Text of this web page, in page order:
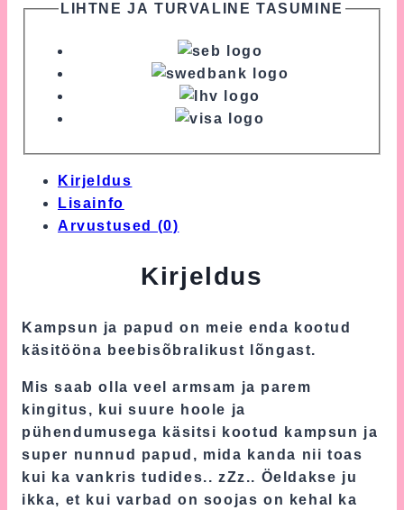
LIHTNE JA TURVALINE TASUMINE
Kirjeldus
Lisainfo
Arvustused (0)
Kirjeldus
Kampsun ja papud on meie enda kootud
käsitööna beebisõbralikust lõngast.
Mis saab olla veel armsam ja parem
kingitus, kui suure hoole ja
pühendumusega käsitsi kootud kampsun ja
super nunnud papud, mida kanda nii toas
kui ka vankris tudides.. zZz.. Öeldakse ju
ikka, et kui varbad on soojas on kehal ka